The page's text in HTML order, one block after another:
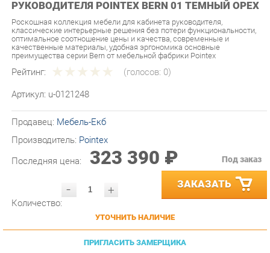
Роскошная коллекция мебели для кабинета руководителя,
оптимальное соотношение цены и качества, современные и
качественные материалы, удобная эргономика основные
преимущества серии Bern от мебельной фабрики Pointex
Рейтинг: (голосов:0)
Артикул: u-0121248
Производитель:Pointex
Последняя цена: 323 390 ₽
- ЗАКАЗАТЬ
УТОЧНИТЬ НАЛИЧИЕ
ПРИГЛАСИТЬ ЗАМЕРЩИКА
ГАРАНТИЯ ЛУЧШЕЙ ЦЕНЫ